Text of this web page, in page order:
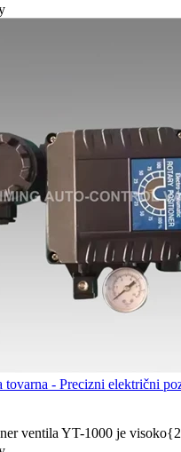
- Precizni električni
ventila YT-1000 je